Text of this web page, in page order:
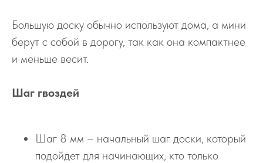
Большую доску обычно используют дома, а мини
берут с собой в дорогу, так как она компактнее
и меньше весит.
Шаг гвоздей
Шаг 8 мм – начальный шаг доски, который
подойдет для начинающих, кто только